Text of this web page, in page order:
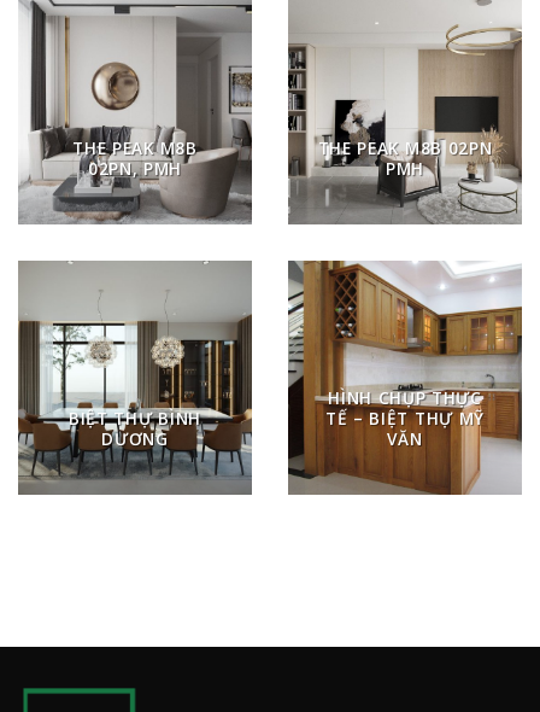
THE PEAK M8B
02PN, PMH
THE PEAK M8B 02PN
PMH
BIỆT THỰ BÌNH
DƯƠNG
HÌNH CHỤP THỰC
TẾ – BIỆT THỰ MỸ
VĂN